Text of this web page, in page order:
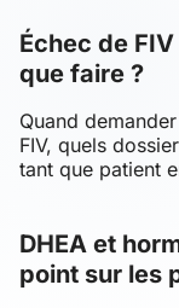
Échec de
que faire ?
Quand
FIV, quels
tant que patient
DHEA et
point sur les